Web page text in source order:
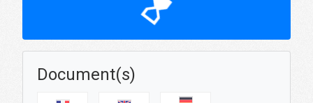
Document(s)